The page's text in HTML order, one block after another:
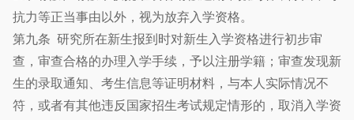
抗力等正当事由以外，视为放弃入学资格。
第九条 研究所在新生报到时对新生入学资格进行初步审
查，审查合格的办理入学手续，予以注册学籍；审查发现新
生的录取通知、考生信息等证明材料，与本人实际情况不
符，或者有其他违反国家招生考试规定情形的，取消入学资